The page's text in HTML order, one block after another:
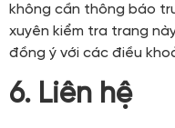
không cần thông báo
xuyên kiểm tra trang
đồng ý với các điều
6. Liên hệ